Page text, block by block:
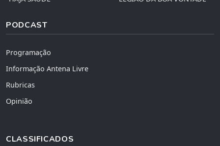
PODCAST
Programação
Informação Antena Livre
Rubricas
Opinião
CLASSIFICADOS